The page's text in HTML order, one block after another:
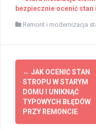
bezpiecznie ocenić
Remont i modernizacja
Post
navigation
← JAK OCENIĆ STAN
STROPU W STARYM
DOMU I UNIKNĄĆ
TYPOWYCH BŁĘDÓW
PRZY REMONCIE